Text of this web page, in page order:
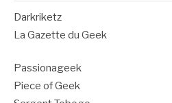
Darkriketz
La Gazette du Geek
Passionageek
Piece of Geek